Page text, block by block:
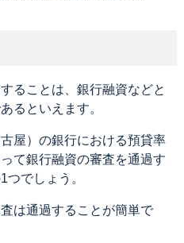
ることは、銀行融資などと
るといえます。
屋）の銀行における預貸率
て銀行融資の審査を通過す
でしょう。
は通過することが簡単で